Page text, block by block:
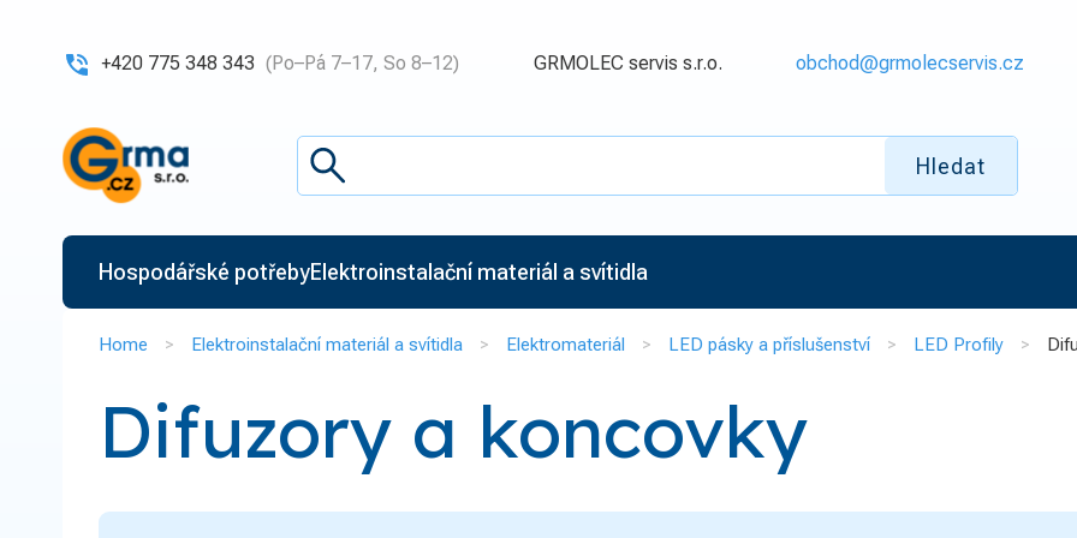
+420 775 348 343 (Po–Pá 7–17, So 8–12) GRMOLEC servis s.r.o. obchod@grmolecservis.cz
Hledat
Hospodářské potřebyElektroinstalační materiál a svítidla
Home Elektroinstalační materiál a svítidla Elektromateriál LED pásky a příslušenství LED Profily
Difuzory a koncovky